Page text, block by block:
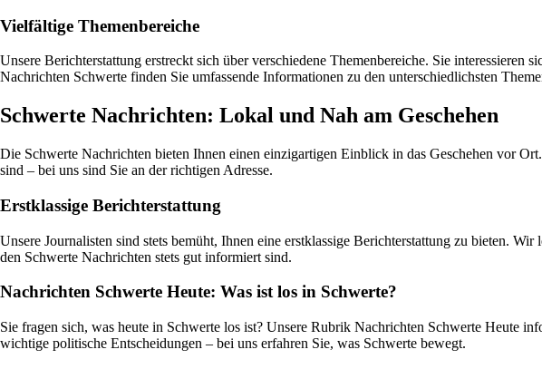
Vielfältige Themenbereiche
Unsere Berichterstattung erstreckt sich über verschiedene Themenbereiche. Sie
Nachrichten Schwerte finden Sie umfassende Informationen zu den unterschiedlichsten
Schwerte Nachrichten: Lokal und Nah am Geschehen
Die Schwerte Nachrichten bieten Ihnen einen einzigartigen Einblick in das Geschehen vor
sind – bei uns sind Sie an der richtigen Adresse.
Erstklassige Berichterstattung
Unsere Journalisten sind stets bemüht, Ihnen eine erstklassige Berichterstattung zu bieten.
den Schwerte Nachrichten stets gut informiert sind.
Nachrichten Schwerte Heute: Was ist los in Schwerte?
Sie fragen sich, was heute in Schwerte los ist? Unsere Rubrik Nachrichten Schwerte Heute
wichtige politische Entscheidungen – bei uns erfahren Sie, was Schwerte bewegt.